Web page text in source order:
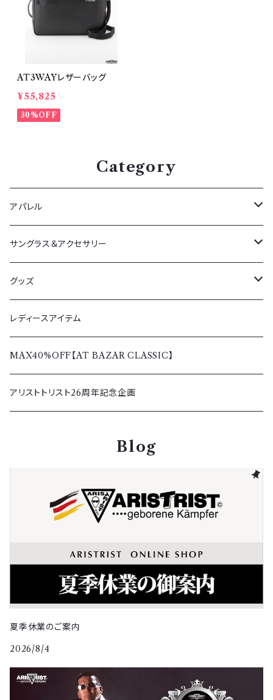
AT3WAYレザーバッグ
¥55,825
30%OFF
Category
アパレル
アウター
春夏
秋冬
ボトムス
春夏
秋冬
トップス
春夏
秋冬
レディース
サングラス＆アクセサリー
サングラス
ペンダント＆リング
バッグ＆ウォレット
その他アクセサリー
グッズ
Tシャツ＆シャツ
パーカー＆トレーナー
アウター＆ボトムス
その他グッズ
レディースアイテム
MAX40%OFF【AT BAZAR CLASSIC】
アリストトリスト26周年記念企画
Blog
夏季休業のご案内
2026/8/4